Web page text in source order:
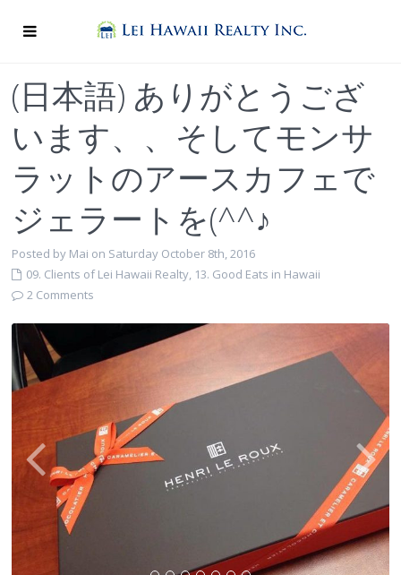
(日本語) ありがとうござ
います、、そしてモンサ
ラットのアースカフェで
ジェラートを(^^♪
Posted by Mai on Saturday October 8th, 2016
09. Clients of Lei Hawaii Realty, 13. Good Eats in Hawaii
2 Comments